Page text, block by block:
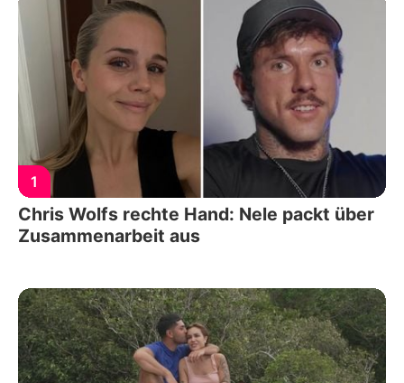
1
Chris Wolfs rechte Hand: Nele packt über
Zusammenarbeit aus